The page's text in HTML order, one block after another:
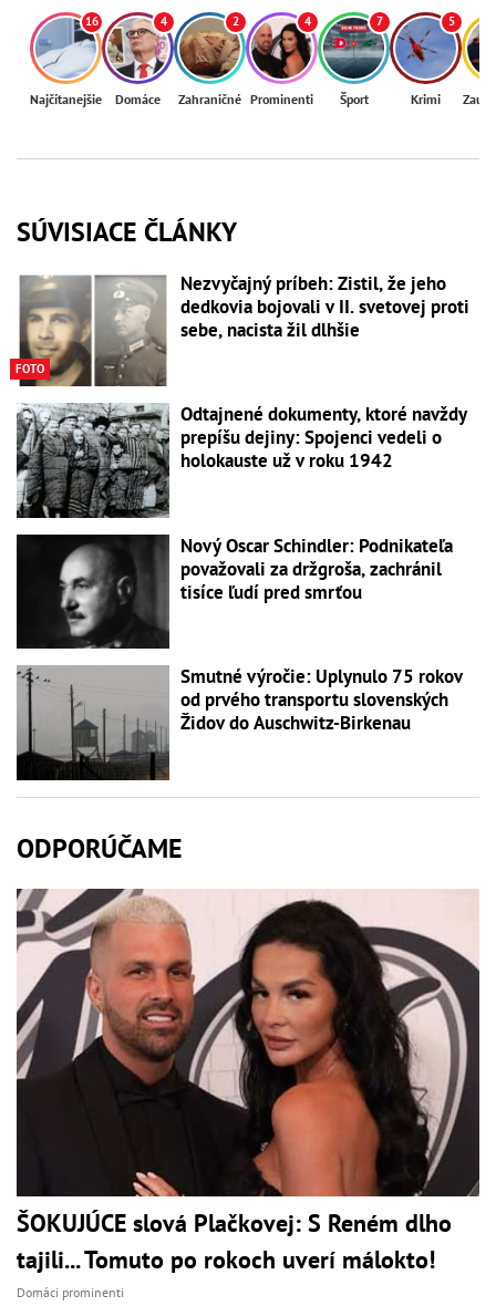
16
Najčítanejšie
4
Domáce
2
Zahraničné
4
Prominenti
7
Šport
5
Krimi
SÚVISIACE ČLÁNKY
FOTO
Nezvyčajný príbeh: Zistil, že jeho
dedkovia bojovali v II. svetovej proti
sebe, nacista žil dlhšie
Odtajnené dokumenty, ktoré navždy
prepíšu dejiny: Spojenci vedeli o
holokauste už v roku 1942
Nový Oscar Schindler: Podnikateľa
považovali za držgroša, zachránil
tisíce ľudí pred smrťou
Smutné výročie: Uplynulo 75 rokov
od prvého transportu slovenských
Židov do Auschwitz-Birkenau
ODPORÚČAME
ŠOKUJÚCE slová Plačkovej: S Reném dlho
tajili... Tomuto po rokoch uverí málokto!
Domáci prominenti